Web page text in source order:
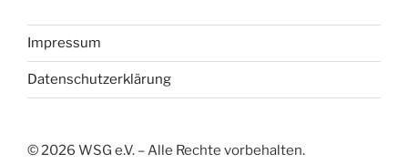
Impressum
Datenschutzerklärung
© 2026 WSG e.V. – Alle Rechte vorbehalten.